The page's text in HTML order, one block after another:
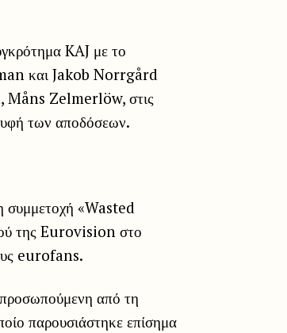
KAJ με το
και Jakob Norrgård
Måns Zelmerlöw, στις
των αποδόσεων.
συμμετοχή «Wasted
της Eurovision στο
eurofans.
από τη
παρουσιάστηκε επίσημα